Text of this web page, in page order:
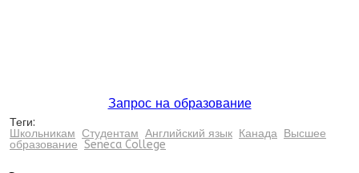
Запрос на образование
Теги:
Школьникам Студентам Английский язык Канада Высшее
образование Seneca College